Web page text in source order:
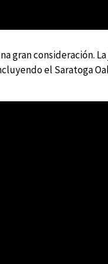
gran consideración.
el Saratoga